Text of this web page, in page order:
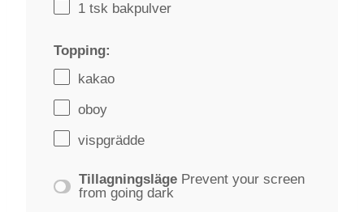
1 tsk bakpulver
Topping:
kakao
oboy
vispgrädde
Tillagningsläge Prevent your screen
from going dark